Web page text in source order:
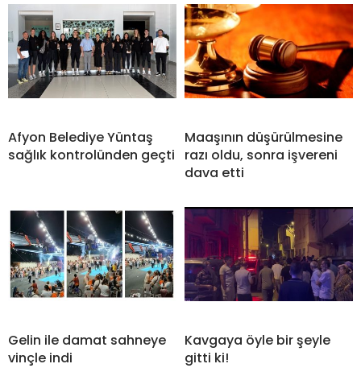
Afyon Belediye Yüntaş
sağlık kontrolünden geçti
Maaşının düşürülmesine
razı oldu, sonra işvereni
dava etti
Gelin ile damat sahneye
vinçle indi
Kavgaya öyle bir şeyle
gitti ki!